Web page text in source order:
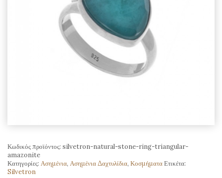
Κωδικός προϊόντος: silvetron-natural-stone-ring-triangular-
amazonite
Κατηγορίες: Ασημένια, Ασημένια Δαχτυλίδια, ΚοσμήματαΕτικέτα:
Silvetron